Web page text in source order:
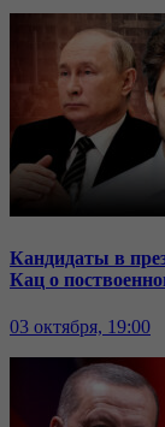
Кандидаты в
Кац о
03 октября, 19:00